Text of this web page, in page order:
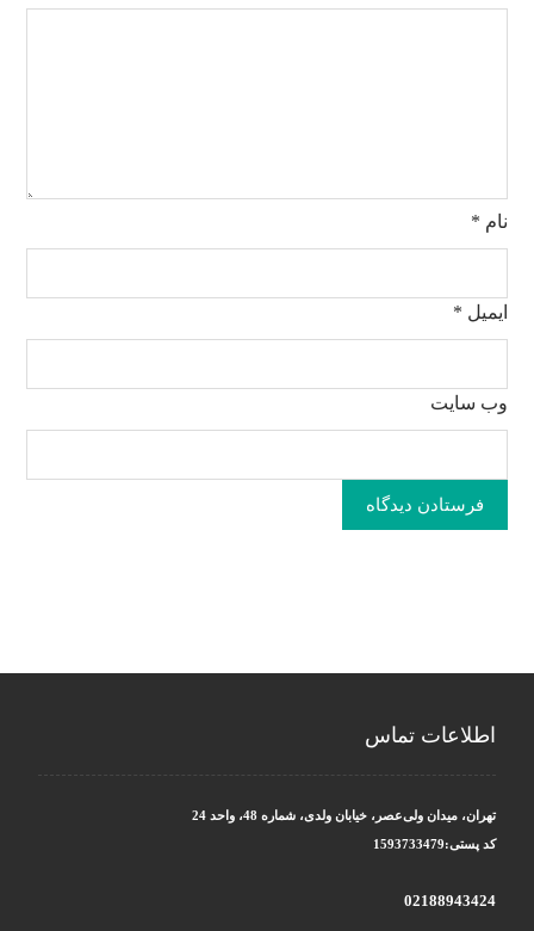
نام *
ایمیل *
وب‌ سایت
فرستادن دیدگاه
اطلاعات تماس
تهران، میدان ولی‌عصر، خیابان ولدی، شماره 48، واحد 24
کد پستی:1593733479
02188943424